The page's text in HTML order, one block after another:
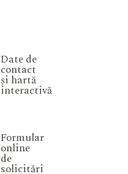
Date de
contact
și hartă
interactivă
Formular
online
de
solicitări